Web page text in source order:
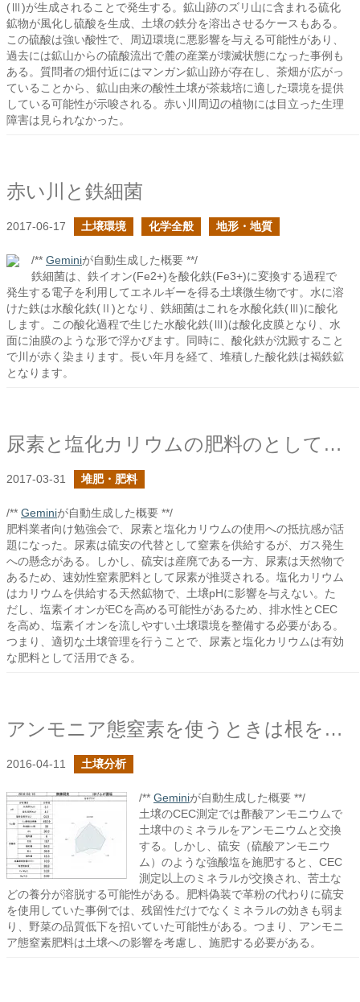
(Ⅲ)が生成されることで発生する。鉱山跡のズリ山に含まれる硫化
鉱物が風化し硫酸を生成、土壌の鉄分を溶出させるケースもある。
この硫酸は強い酸性で、周辺環境に悪影響を与える可能性があり、
過去には鉱山からの硫酸流出で麓の産業が壊滅状態になった事例も
ある。質問者の畑付近にはマンガン鉱山跡が存在し、茶畑が広がっ
ていることから、鉱山由来の酸性土壌が茶栽培に適した環境を提供
している可能性が示唆される。赤い川周辺の植物には目立った生理
障害は見られなかった。
赤い川と鉄細菌
2017-06-17 土壌環境 化学全般 地形・地質
/** Geminiが自動生成した概要 **/
鉄細菌は、鉄イオン(Fe2+)を酸化鉄(Fe3+)に変換する過程で
発生する電子を利用してエネルギーを得る土壌微生物です。水に溶
けた鉄は水酸化鉄(Ⅱ)となり、鉄細菌はこれを水酸化鉄(Ⅲ)に酸化
します。この酸化過程で生じた水酸化鉄(Ⅲ)は酸化皮膜となり、水
面に油膜のような形で浮かびます。同時に、酸化鉄が沈殿すること
で川が赤く染まります。長い年月を経て、堆積した酸化鉄は褐鉄鉱
となります。
尿素と塩化カリウムの肥料のとしての使いどころ
2017-03-31 堆肥・肥料
/** Geminiが自動生成した概要 **/
肥料業者向け勉強会で、尿素と塩化カリウムの使用への抵抗感が話
題になった。尿素は硫安の代替として窒素を供給するが、ガス発生
への懸念がある。しかし、硫安は産廃である一方、尿素は天然物で
あるため、速効性窒素肥料として尿素が推奨される。塩化カリウム
はカリウムを供給する天然鉱物で、土壌pHに影響を与えない。た
だし、塩素イオンがECを高める可能性があるため、排水性とCEC
を高め、塩素イオンを流しやすい土壌環境を整備する必要がある。
つまり、適切な土壌管理を行うことで、尿素と塩化カリウムは有効
な肥料として活用できる。
アンモニア態窒素を使うときは根を意識すべき？
2016-04-11 土壌分析
/** Geminiが自動生成した概要 **/
土壌のCEC測定では酢酸アンモニウムで
土壌中のミネラルをアンモニウムと交換
する。しかし、硫安（硫酸アンモニウ
ム）のような強酸塩を施肥すると、CEC
測定以上のミネラルが交換され、苦土な
どの養分が溶脱する可能性がある。肥料偽装で革粉の代わりに硫安
を使用していた事例では、残留性だけでなくミネラルの効きも弱ま
り、野菜の品質低下を招いていた可能性がある。つまり、アンモニ
ア態窒素肥料は土壌への影響を考慮し、施肥する必要がある。